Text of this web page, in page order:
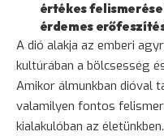
értékes
érdemes
A dió alakja az emberi
kultúrában a bölcsesség
Amikor álmunkban dióval
valamilyen fontos
kialakulóban az életünkben.